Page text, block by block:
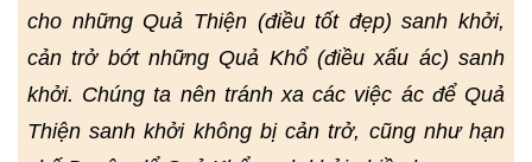
cho những Quả Thiện (điều tốt đẹp) sanh khởi,
cản trở bớt những Quả Khổ (điều xấu ác) sanh
khởi. Chúng ta nên tránh xa các việc ác để Quả
Thiện sanh khởi không bị cản trở, cũng như hạn